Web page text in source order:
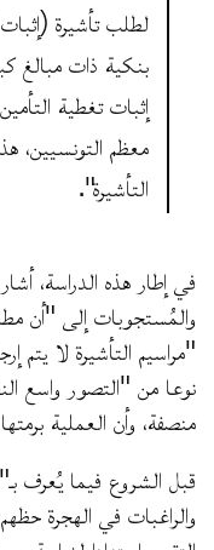
لطلب تأشيرة
بنكية ذات مبالغ
إثبات تغطية
معظم التونسيين،
التأشيرة".
في إطار هذه الدراسة،
والمُستجوبات إلى "أن
"مراسيم التأشيرة لا
نوعا من "التصور واسع
منصفة، وأن العملية
قبل الشروع فيما يُعرف
والراغبات في الهجرة